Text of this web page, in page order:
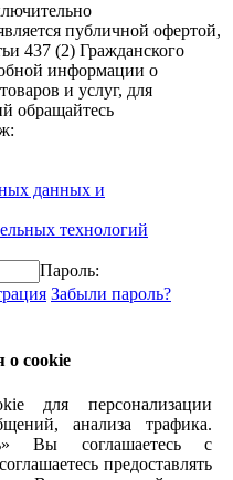
публичной офертой,
437 (2) Гражданского
информации о
и услуг, для
обращайтесь
данных и
технологий
Пароль:
Забыли пароль?
о cookie
для персонализации
анализа трафика.
Вы соглашаетесь с
предоставлять